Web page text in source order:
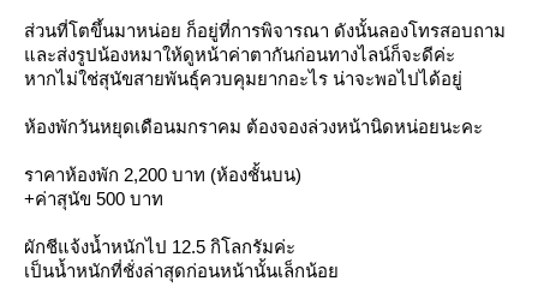
ส่วนที่โตขึ้นมาหน่อย ก็อยู่ที่การพิจารณา ดังนั้นลองโทรสอบถาม
ละส่งรูปน้องหมาให้ดูหน้าค่าตากันก่อนทางไลน์ก็จะดีค่ะ
หากไม่ใช่สุนัขสายพันธุ์ควบคุมยากอะไร น่าจะพอไปได้อยู่
ห้องพักวันหยุดเดือนมกราคม ต้องจองล่วงหน้านิดหน่อยนะคะ
ราคาห้องพัก 2,200 บาท (ห้องชั้นบน)
+ค่าสุนัข 500 บาท
ผักชีแจ้งน้ำหนักไป 12.5 กิโลกรัมค่ะ
เป็นน้ำหนักที่ชั่งล่าสุดก่อนหน้านั้นเล็กน้อ